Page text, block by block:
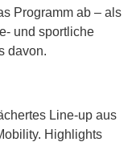
Programm ab – als
und sportliche
davon.
Line-up aus
Highlights